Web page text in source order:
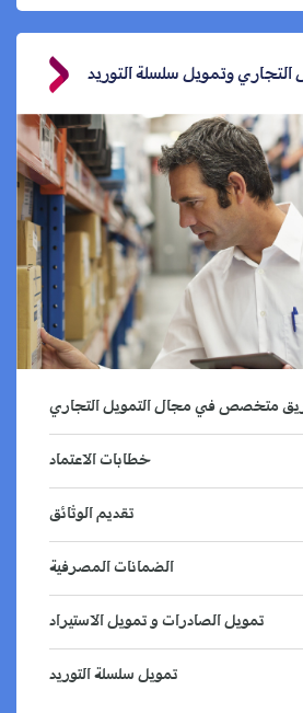
التجاري وتمويل سلسلة التوريد
متخصص في مجال التمويل التجاري
خطابات الاعتماد
تقديم الوثائق
الضمانات المصرفية
تمويل الصادرات و تمويل الاستيراد
تمويل سلسلة التوريد